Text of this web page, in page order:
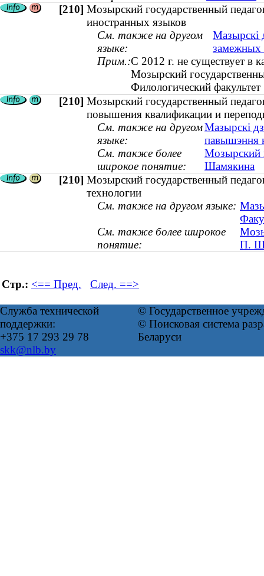
[210] Мозырский государственный
иностранных языков
См. также на другом
языке:
Мазырскі
замежных
Прим.:С 2012 г. не существует в
Мозырский
Филологический факультет
[210] Мозырский государственный
повышения квалификации и
См. также на другом
языке:
Мазырскі
павышэння
См. также более
широкое понятие:
Мозырский
Шамякина
[210] Мозырский государственный
технологии
См. также на другом языке:
См. также более широкое
понятие:
П.
Стр.: <== Пред. След. ==>
Служба технической
поддержки:
+375 17 293 29 78
skk@nlb.by
© Государственное
© Поисковая система
Беларуси